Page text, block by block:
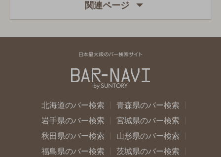
関連ページ
北海道のバー検索
青森県のバー検索
岩手県のバー検索
宮城県のバー検索
秋田県のバー検索
山形県のバー検索
福島県のバー検索
茨城県のバー検索